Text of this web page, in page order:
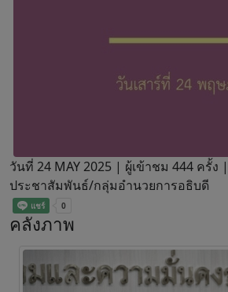
วันที่ 24 MAY 2025 | ผู้เข้าชม 444 ครั้ง
ประชาสัมพันธ์/กลุ่มอำนวยการอธิบดี
คลังภาพ